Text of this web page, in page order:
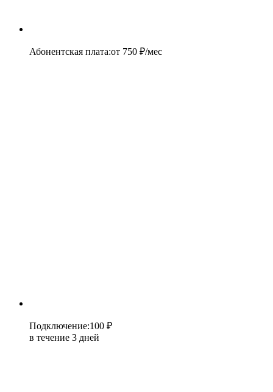
Абонентская плата:от 750 ₽/мес
Подключение:100 ₽
в течение 3 дней